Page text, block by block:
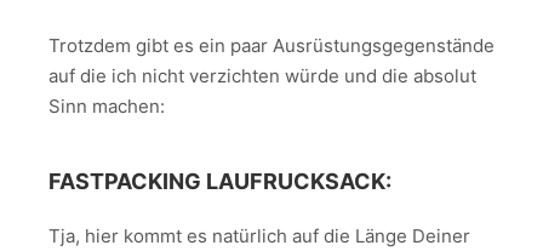
Trotzdem gibt es ein paar Ausrüstungsgegenstände
auf die ich nicht verzichten würde und die absolut
Sinn machen:
FASTPACKING LAUFRUCKSACK:
Tja, hier kommt es natürlich auf die Länge Deiner